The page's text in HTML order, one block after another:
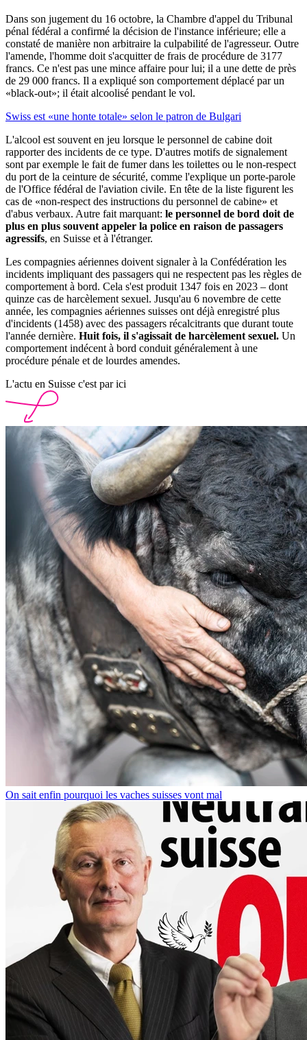
Dans son jugement du 16 octobre, la Chambre d'appel du Tribunal
pénal fédéral a confirmé la décision de l'instance inférieure; elle a
constaté de manière non arbitraire la culpabilité de l'agresseur. Outre
l'amende, l'homme doit s'acquitter de frais de procédure de 3177
francs. Ce n'est pas une mince affaire pour lui; il a une dette de près
de 29 000 francs. Il a expliqué son comportement déplacé par un
«black-out»; il était alcoolisé pendant le vol.
Swiss est «une honte totale» selon le patron de Bulgari
L'alcool est souvent en jeu lorsque le personnel de cabine doit
rapporter des incidents de ce type. D'autres motifs de signalement
sont par exemple le fait de fumer dans les toilettes ou le non-respect
du port de la ceinture de sécurité, comme l'explique un porte-parole
de l'Office fédéral de l'aviation civile. En tête de la liste figurent les
cas de «non-respect des instructions du personnel de cabine» et
d'abus verbaux. Autre fait marquant: le personnel de bord doit de
plus en plus souvent appeler la police en raison de passagers
agressifs, en Suisse et à l'étranger.
Les compagnies aériennes doivent signaler à la Confédération les
incidents impliquant des passagers qui ne respectent pas les règles de
comportement à bord. Cela s'est produit 1347 fois en 2023 – dont
quinze cas de harcèlement sexuel. Jusqu'au 6 novembre de cette
année, les compagnies aériennes suisses ont déjà enregistré plus
d'incidents (1458) avec des passagers récalcitrants que durant toute
l'année dernière. Huit fois, il s'agissait de harcèlement sexuel. Un
comportement indécent à bord conduit généralement à une
procédure pénale et de lourdes amendes.
L'actu en Suisse c'est par ici
On sait enfin pourquoi les vaches suisses vont mal